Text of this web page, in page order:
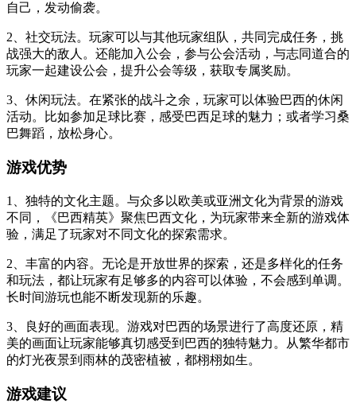
自己，发动偷袭。
2、社交玩法。玩家可以与其他玩家组队，共同完成任务，挑
战强大的敌人。还能加入公会，参与公会活动，与志同道合的
玩家一起建设公会，提升公会等级，获取专属奖励。
3、休闲玩法。在紧张的战斗之余，玩家可以体验巴西的休闲
活动。比如参加足球比赛，感受巴西足球的魅力；或者学习桑
巴舞蹈，放松身心。
游戏优势
1、独特的文化主题。与众多以欧美或亚洲文化为背景的游戏
不同，《巴西精英》聚焦巴西文化，为玩家带来全新的游戏体
验，满足了玩家对不同文化的探索需求。
2、丰富的内容。无论是开放世界的探索，还是多样化的任务
和玩法，都让玩家有足够多的内容可以体验，不会感到单调。
长时间游玩也能不断发现新的乐趣。
3、良好的画面表现。游戏对巴西的场景进行了高度还原，精
美的画面让玩家能够真切感受到巴西的独特魅力。从繁华都市
的灯光夜景到雨林的茂密植被，都栩栩如生。
游戏建议